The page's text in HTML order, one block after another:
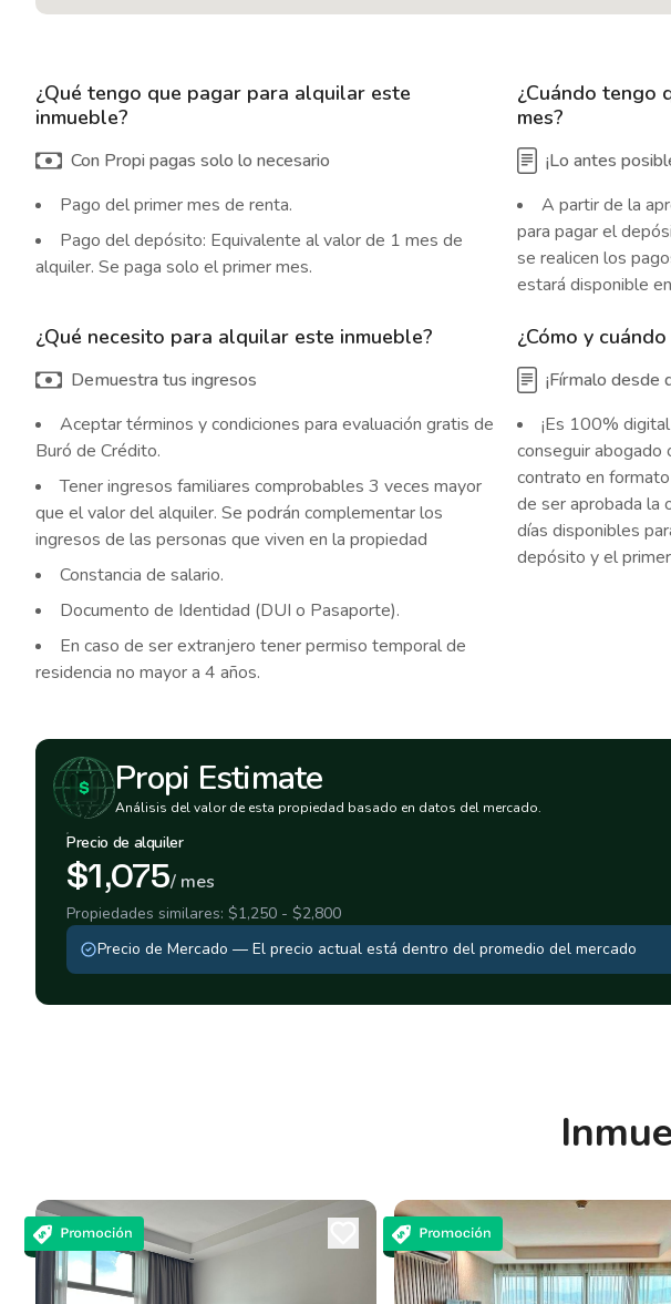
¿Qué tengo que pagar para alquilar este
inmueble?
Con Propi pagas solo lo necesario
Pago del primer mes de renta.
Pago del depósito: Equivalente al valor de 1 mes de
alquiler. Se paga solo el primer mes.
¿Cuándo tengo
mes?
¡Lo antes
A partir de la
para pagar el
se realicen los
estará disponible
¿Qué necesito para alquilar este inmueble?
Demuestra tus ingresos
Aceptar términos y condiciones para evaluación gratis de
Buró de Crédito.
Tener ingresos familiares comprobables 3 veces mayor
que el valor del alquiler. Se podrán complementar los
ingresos de las personas que viven en la propiedad
Constancia de salario.
Documento de Identidad (DUI o Pasaporte).
En caso de ser extranjero tener permiso temporal de
residencia no mayor a 4 años.
¿Cómo y
¡Fírmalo desde
¡Es 100%
conseguir abogado
contrato en
de ser aprobada la
días disponibles
depósito y el
Propi Estimate
Análisis del valor de esta propiedad basado en datos del mercado.
Precio de alquiler
$1,075/ mes
Propiedades similares: $1,250 - $2,800
Precio de Mercado — El precio actual está dentro del promedio del mercado